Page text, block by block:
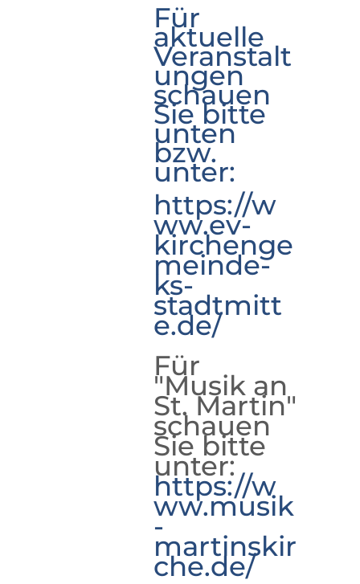
Für
aktuelle
Veranstalt
ungen
schauen
Sie bitte
unten
bzw.
unter:
https://w
ww.ev-
kirchenge
meinde-
ks-
stadtmitt
e.de/
Für
"Musik an
St. Martin"
schauen
Sie bitte
unter:
https://w
ww.musik
-
martinskir
che.de/